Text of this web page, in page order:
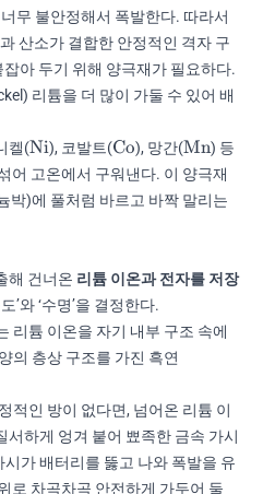
무 불안정해서 폭발한다. 따라서
산소가 결합한 안정적인 격자 구
아 두기 위해 양극재가 필요하다.
리튬을 더 많이 가둘 수 있어 배
켈(\text{Ni}
Ni), 코발트(\text{Co}
Co), 망간(Mn) 등
어 고온에서 구워낸다. 이 양극재
박)에 풀처럼 바르고 바짝 말리는
해 건너온 리튬 이온과 전자를 저장
’와 ‘수명’을 결정한다.
리튬 이온을 자기 내부 구조 속에
의 층상 구조를 가진 흑연
적인 방이 없다면, 넘어온 리튬 이
서하게 엉겨 붙어 뾰족한 금속 가시
가 배터리를 뚫고 나와 폭발을 유
로 차곡차곡 안전하게 가두어 둘